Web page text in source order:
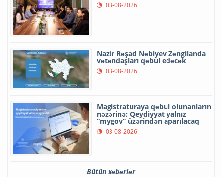
03-08-2026
Nazir Rəşad Nəbiyev Zəngilanda
vətəndaşları qəbul edəcək
03-08-2026
Magistraturaya qəbul olunanların
nəzərinə: Qeydiyyat yalnız
“mygov” üzərindən aparılacaq
03-08-2026
Bütün xəbərlər